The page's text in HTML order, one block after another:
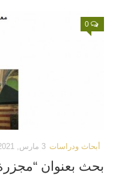
0
أبحاث ودراسات 3 مارس, 2021
بحث بعنوان